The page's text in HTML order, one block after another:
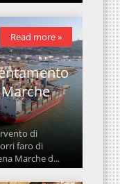
di
faro di
Marche d...
Read more »